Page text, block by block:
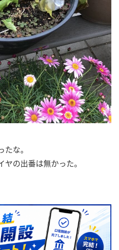
な。
の出番は無かった。